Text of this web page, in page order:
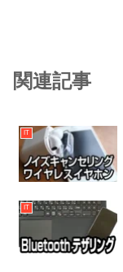
関連記事
IT
IT